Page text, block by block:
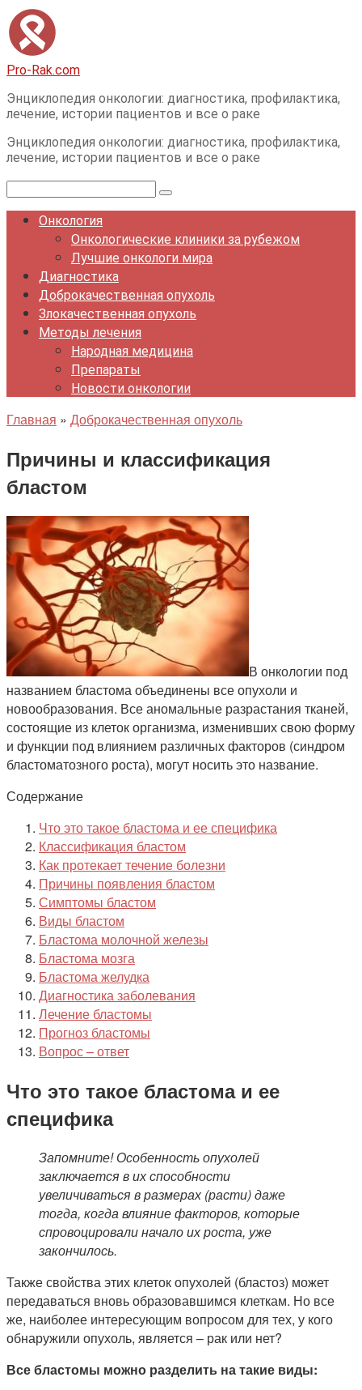
Перейти
к
контенту
Pro-Rak.com
Энциклопедия онкологии: диагностика, профилактика,
лечение, истории пациентов и все о раке
Энциклопедия онкологии: диагностика, профилактика,
лечение, истории пациентов и все о раке
Поиск:
Онкология
Онкологические клиники за рубежом
Лучшие онкологи мира
Диагностика
Доброкачественная опухоль
Злокачественная опухоль
Методы лечения
Народная медицина
Препараты
Новости онкологии
Главная » Доброкачественная опухоль
Причины и классификация
бластом
В онкологии под
названием бластома объединены все опухоли и
новообразования. Все аномальные разрастания тканей,
состоящие из клеток организма, изменивших свою форму
и функции под влиянием различных факторов (синдром
бластоматозного роста), могут носить это название.
Содержание
Что это такое бластома и ее специфика
Классификация бластом
Как протекает течение болезни
Причины появления бластом
Симптомы бластом
Виды бластом
Бластома молочной железы
Бластома мозга
Бластома желудка
Диагностика заболевания
Лечение бластомы
Прогноз бластомы
Вопрос – ответ
Что это такое бластома и ее
специфика
Запомните! Особенность опухолей
заключается в их способности
увеличиваться в размерах (расти) даже
тогда, когда влияние факторов, которые
спровоцировали начало их роста, уже
закончилось.
Также свойства этих клеток опухолей (бластоз) может
передаваться вновь образовавшимся клеткам. Но все
же, наиболее интересующим вопросом для тех, у кого
обнаружили опухоль, является – рак или нет?
Все бластомы можно разделить на такие виды: